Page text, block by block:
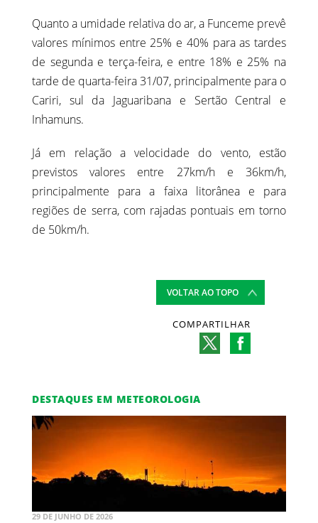
Quanto a umidade relativa do ar, a Funceme prevê
valores mínimos entre 25% e 40% para as tardes
de segunda e terça-feira, e entre 18% e 25% na
tarde de quarta-feira 31/07, principalmente para o
Cariri, sul da Jaguaribana e Sertão Central e
Inhamuns.
Já em relação a velocidade do vento, estão
previstos valores entre 27km/h e 36km/h,
principalmente para a faixa litorânea e para
regiões de serra, com rajadas pontuais em torno
de 50km/h.
VOLTAR AO TOPO
COMPARTILHAR
DESTAQUES EM METEOROLOGIA
29 DE JUNHO DE 2026